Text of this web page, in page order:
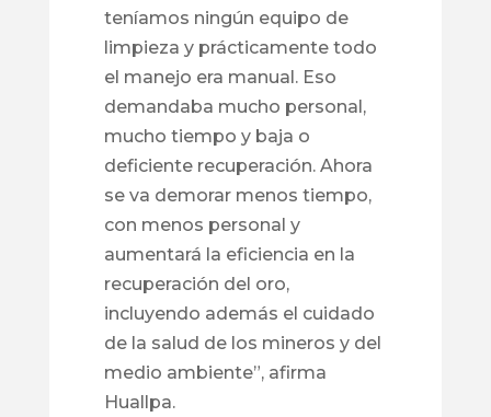
teníamos ningún equipo de
limpieza y prácticamente todo
el manejo era manual. Eso
demandaba mucho personal,
mucho tiempo y baja o
deficiente recuperación. Ahora
se va demorar menos tiempo,
con menos personal y
aumentará la eficiencia en la
recuperación del oro,
incluyendo además el cuidado
de la salud de los mineros y del
medio ambiente”, afirma
Huallpa.